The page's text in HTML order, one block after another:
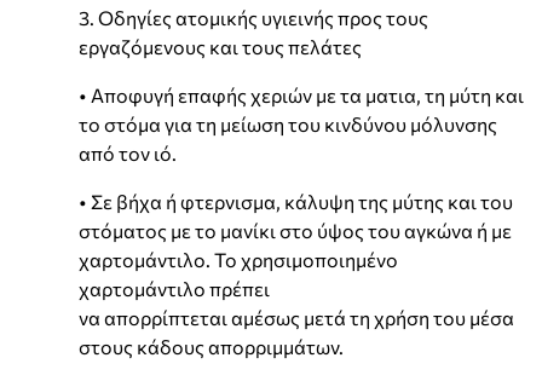
3. Οδηγίες ατομικής υγιεινής προς τους
εργαζόμενους και τους πελάτες
• Αποφυγή επαφής χεριών με τα ματια, τη μύτη και
το στόμα για τη μείωση του κινδύνου μόλυνσης
από τον ιό.
• Σε βήχα ή φτερνισμα, κάλυψη της μύτης και του
στόματος με το μανίκι στο ύψος του αγκώνα ή με
χαρτομάντιλο. Το χρησιμοποιημένο
χαρτομάντιλο πρέπει
να απορρίπτεται αμέσως μετά τη χρήση του μέσα
στους κάδους απορριμμάτων.